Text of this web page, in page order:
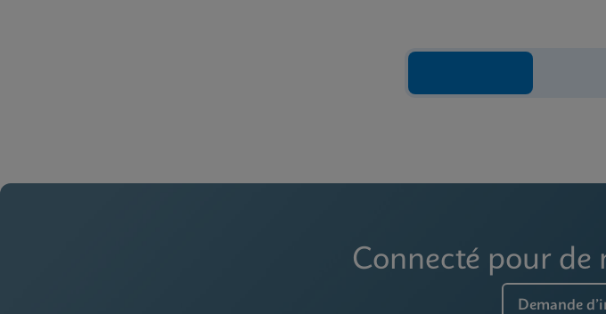
Connecté pour de
Demande